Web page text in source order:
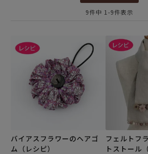
9件中 1 -9件表示
バイアスフラワーのヘアゴ
ム（レシピ）
フェルトフ
トストール